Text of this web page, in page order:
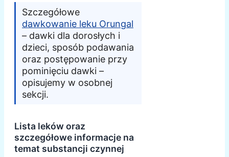
Szczegółowe
dawkowanie leku Orungal
– dawki dla dorosłych i
dzieci, sposób podawania
oraz postępowanie przy
pominięciu dawki –
opisujemy w osobnej
sekcji.
Lista leków oraz
szczegółowe informacje na
temat substancji czynnej